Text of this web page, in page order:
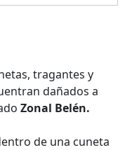
tragantes y
dañados a
Zonal Belén.
de una cuneta